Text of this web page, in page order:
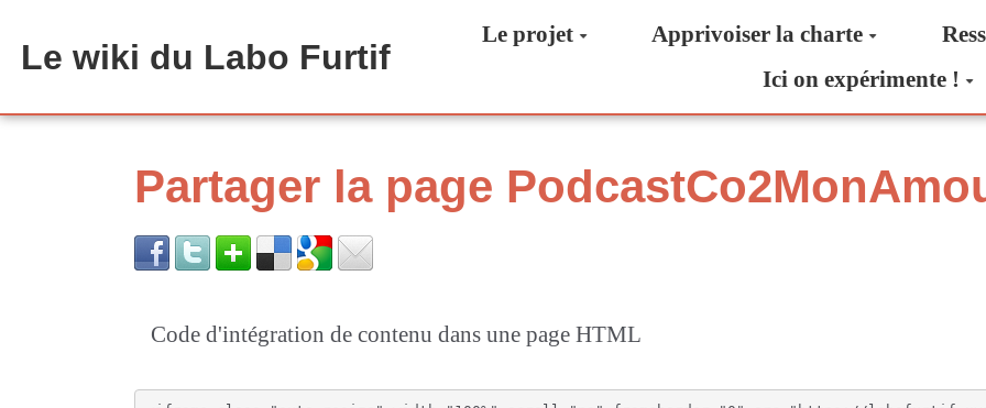
Le wiki du Labo Furtif
Le projet Apprivoiser la charte
Ici on expérimente !
Partager la page
Code d'intégration de contenu dans une page HTML